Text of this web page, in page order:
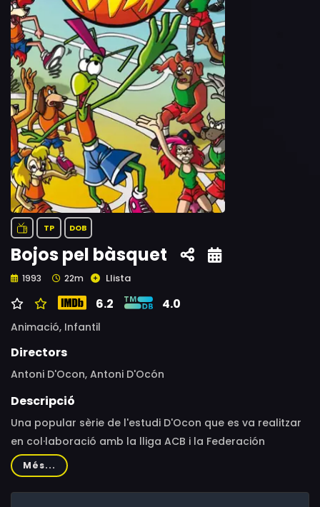
TP DOB
Bojos pel bàsquet
1993 22m Llista
6.2 4.0
Animació, Infantil
Directors
Antoni D'Ocon, Antoni D'Ocón
Descripció
Una popular sèrie de l'estudi D'Ocon que es va realitzar
en col·laboració amb la lliga ACB i la Federación
Española de Baloncesto.Quan el saltamartí Hooper
arriba a un suburbi de Dog City acaba enmig d'una
guerra de bandes entre els Trencalossos, un grup de
Més...